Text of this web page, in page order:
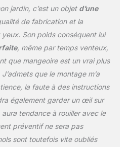
jardin, c’est un objet d’une
de fabrication et la
Son poids conséquent lui
, même par temps venteux,
que mangeoire est un vrai plus
que le montage m’a
la faute à des instructions
également garder un œil sur
tendance à rouiller avec le
préventif ne sera pas
sont toutefois vite oubliés